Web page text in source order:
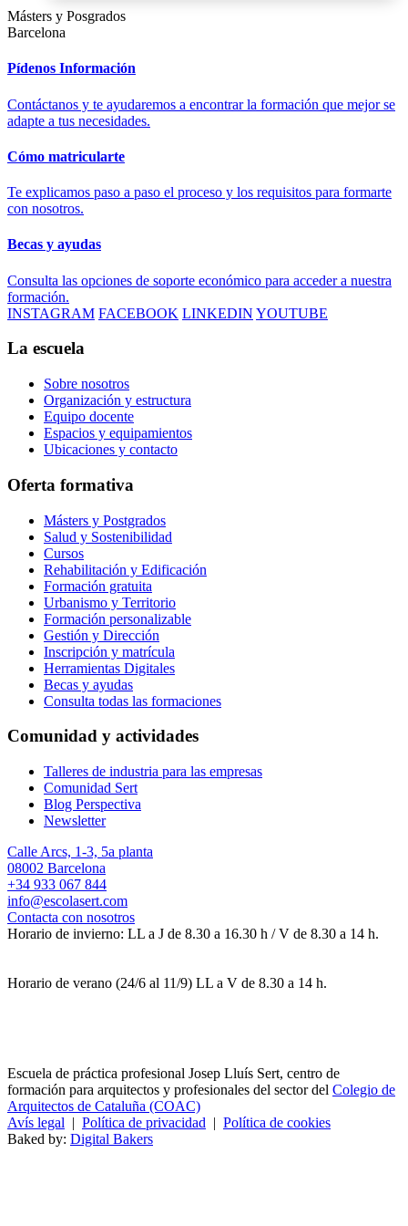
Másters y Posgrados
Barcelona
Pídenos Información
Contáctanos y te ayudaremos a encontrar la formación que mejor se
adapte a tus necesidades.
Cómo matricularte
Te explicamos paso a paso el proceso y los requisitos para formarte
con nosotros.
Becas y ayudas
Consulta las opciones de soporte económico para acceder a nuestra
formación.
INSTAGRAM FACEBOOK LINKEDIN YOUTUBE
La escuela
Sobre nosotros
Organización y estructura
Equipo docente
Espacios y equipamientos
Ubicaciones y contacto
Oferta formativa
Másters y Postgrados
Salud y Sostenibilidad
Cursos
Rehabilitación y Edificación
Formación gratuita
Urbanismo y Territorio
Formación personalizable
Gestión y Dirección
Inscripción y matrícula
Herramientas Digitales
Becas y ayudas
Consulta todas las formaciones
Comunidad y actividades
Talleres de industria para las empresas
Comunidad Sert
Blog Perspectiva
Newsletter
Calle Arcs, 1-3, 5a planta
08002 Barcelona
+34 933 067 844
info@escolasert.com
Contacta con nosotros
Horario de invierno: LL a J de 8.30 a 16.30 h / V de 8.30 a 14 h.
Horario de verano (24/6 al 11/9) LL a V de 8.30 a 14 h.
Escuela de práctica profesional Josep Lluís Sert, centro de
formación para arquitectos y profesionales del sector del Colegio de
Arquitectos de Cataluña (COAC)
Avís legal | Política de privacidad | Política de cookies
Baked by: Digital Bakers